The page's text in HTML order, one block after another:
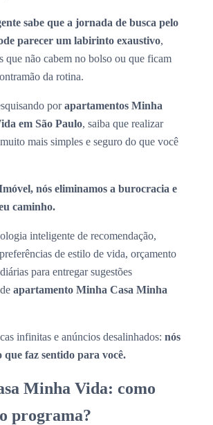
sabe que a jornada de busca pelo
parecer um labirinto exaustivo,
que não cabem no bolso ou que ficam
da rotina.
porapartamentos Minha
em São Paulo, saiba que realizar
mais simples e seguro do que você
nós eliminamos a burocracia e
caminho.
inteligente de recomendação,
de estilo de vida, orçamento
para entregar sugestões
apartamento Minha Casa Minha
infinitas e anúncios desalinhados: nós
que faz sentido para você.
Minha Vida: como
programa?